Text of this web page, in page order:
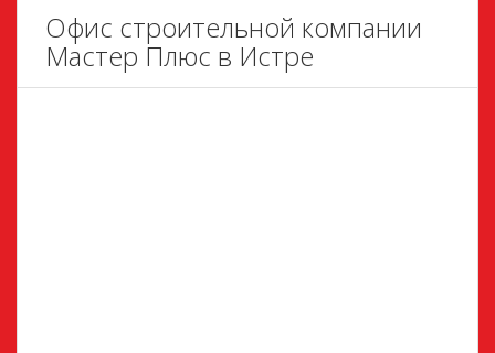
Офис строительной компании
Мастер Плюс в Истре